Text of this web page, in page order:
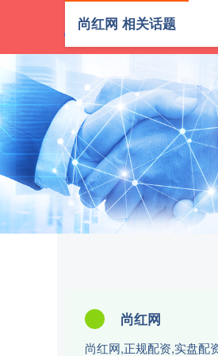
尚红网
尚红网,正规配资,实盘配
尚红网 相关话题